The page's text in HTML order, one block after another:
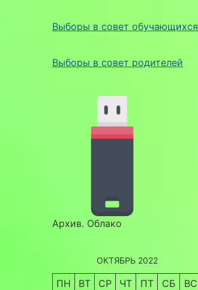
Выборы в совет обучающихся
Выборы в совет родителей
Архив. Облако
ОКТЯБРЬ 2022
ПН ВТ СР ЧТ ПТ СБ
ВС